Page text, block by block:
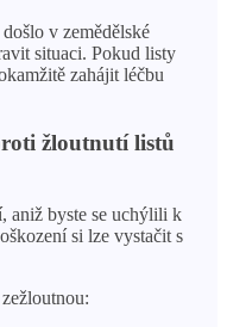
v zemědělské
situaci. Pokud listy
zahájit léčbu
žloutnutí listů
aniž byste se uchýlili k
si lze vystačit s